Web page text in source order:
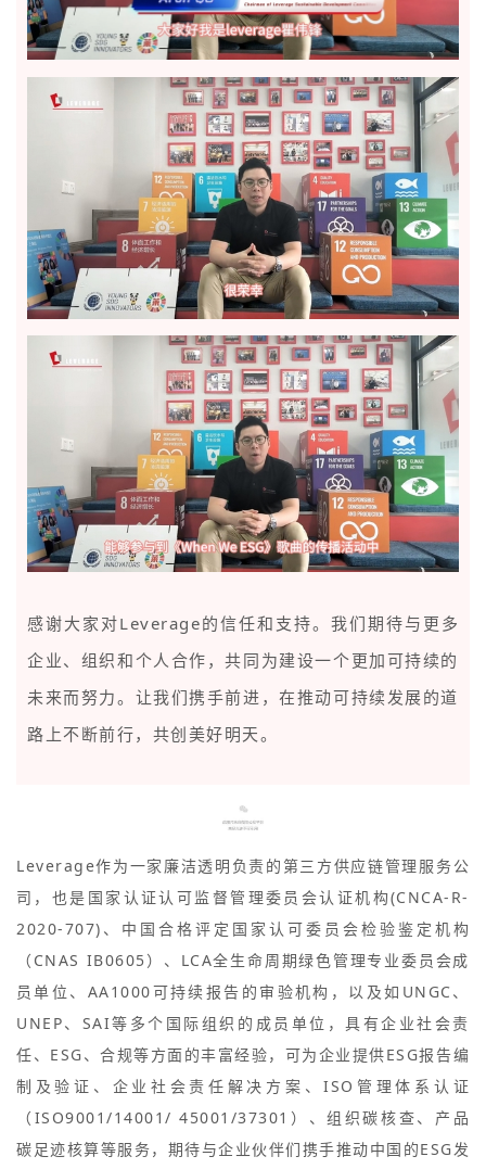
感谢大家对Leverage的信任和支持。我们期待与更多
企业、组织和个人合作，共同为建设一个更加可持续的
未来而努力。让我们携手前进，在推动可持续发展的道
路上不断前行，共创美好明天。
Leverage作为一家廉洁透明负责的第三方供应链管理服务公
司，也是国家认证认可监督管理委员会认证机构(CNCA-R-
2020-707)、中国合格评定国家认可委员会检验鉴定机构
（CNAS IB0605）、LCA全生命周期绿色管理专业委员会成
员单位、AA1000可持续报告的审验机构，以及如UNGC、
UNEP、SAI等多个国际组织的成员单位，具有企业社会责
任、ESG、合规等方面的丰富经验，可为企业提供ESG报告编
制及验证、企业社会责任解决方案、ISO管理体系认证
（ISO9001/14001/ 45001/37301）、组织碳核查、产品
碳足迹核算等服务，期待与企业伙伴们携手推动中国的ESG发